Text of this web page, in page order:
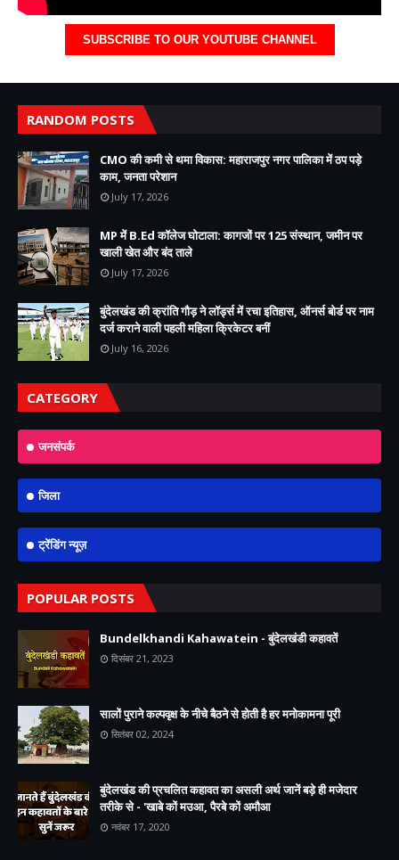
SUBSCRIBE TO OUR YOUTUBE CHANNEL
RANDOM POSTS
CMO की कमी से थमा विकास: महाराजपुर नगर पालिका में ठप पड़े
काम, जनता परेशान
July 17, 2026
MP में B.Ed कॉलेज घोटाला: कागजों पर 125 संस्थान, जमीन पर
खाली खेत और बंद ताले
July 17, 2026
बुंदेलखंड की क्रांति गौड़ ने लॉर्ड्स में रचा इतिहास, ऑनर्स बोर्ड पर नाम
दर्ज कराने वाली पहली महिला क्रिकेटर बनीं
July 16, 2026
CATEGORY
जनसंपर्क
जिला
ट्रेंडिंग न्यूज़
POPULAR POSTS
Bundelkhandi Kahawatein - बुंदेलखंडी कहावतें
दिसंबर 21, 2023
सालों पुराने कल्पवृक्ष के नीचे बैठने से होती है हर मनोकामना पूरी
सितंबर 02, 2024
बुंदेलखंड की प्रचलित कहावत का असली अर्थ जानें बड़े ही मजेदार
तरीके से - 'खाबे कों मउआ, पैरबे कों अमौआ
नवंबर 17, 2020